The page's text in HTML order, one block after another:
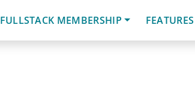
FULLSTACK MEMBERSHIP FEATURES